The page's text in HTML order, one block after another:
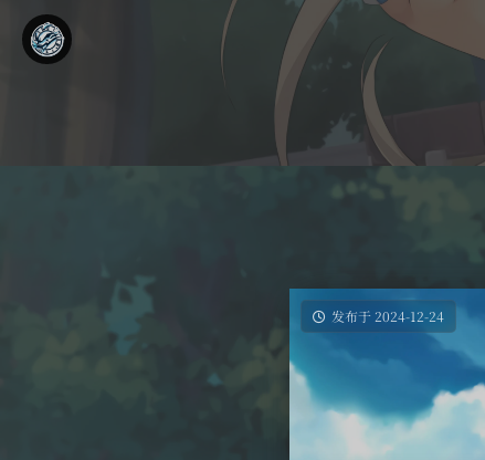
发布于 2024-12-24